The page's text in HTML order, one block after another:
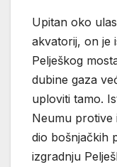
Upitan oko
akvatorij, on je
Pelješkog
dubine gaza
uploviti tamo.
Neumu protive
dio bošnjačkih
izgradnju